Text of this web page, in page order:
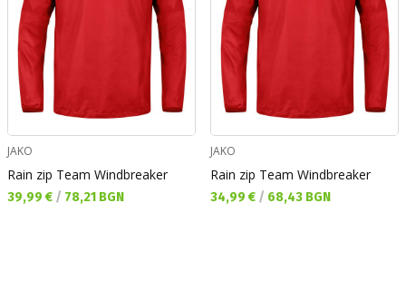
JAKO
Rain zip Team Windbreaker
Текуща цена:
39,99 € / 78,21 BGN
JAKO
Rain zip Team Windbreaker
Текуща цена:
34,99 € / 68,43 BGN